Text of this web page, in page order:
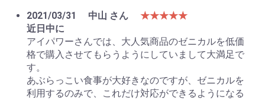
2021/03/31
中山 さん
★★★★★
近日中に
アイパワーさんでは、大人気商品のゼニカルを低価
格で購入させてもらうようにしていまして大満足で
す。
あぶらっこい食事が大好きなのですが、ゼニカルを
利用するのみで、これだけ対応ができるようになる